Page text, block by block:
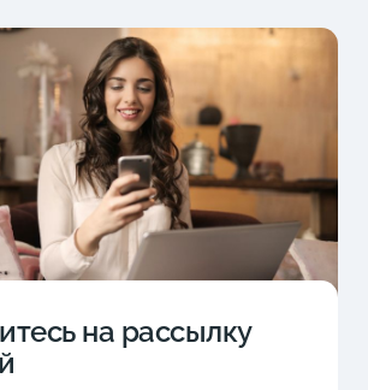
на рассылку